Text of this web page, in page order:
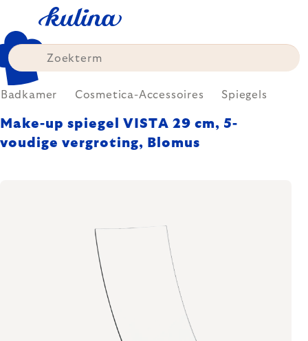
content
Badkamer Cosmetica-Accessoires Spiegels
Make-up spiegel VISTA 29 cm, 5-
voudige vergroting, Blomus